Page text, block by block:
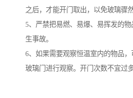
之后，才能开门取出，以免玻璃骤
5、严禁把易燃、易爆、易挥发的
生事故。
6、如果需要观察恒温室内的物品
玻璃门进行观察。开门次数不宜过